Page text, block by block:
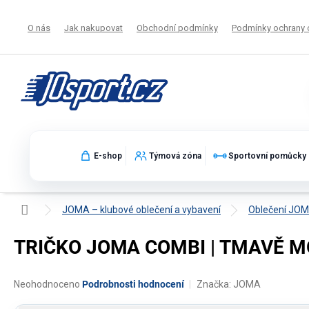
O nás Jak nakupovat Obchodní podmínky Podmínky ochrany
E-shop Týmová zóna Sportovní pomůcky
Domů JOMA – klubové oblečení a vybavení Oblečení
TRIČKO JOMA COMBI | TMAVĚ
Průměrné
Neohodnoceno Podrobnosti hodnocení Značka: JOMA